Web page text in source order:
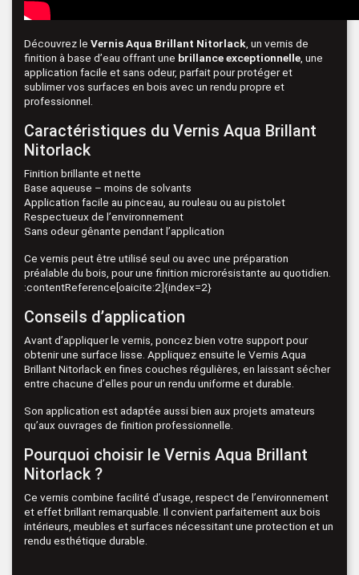
Découvrez le Vernis Aqua Brillant Nitorlack , un vernis de
finition à base d’eau offrant une brillance exceptionnelle , une
application facile et sans odeur, parfait pour protéger et
sublimer vos surfaces en bois avec un rendu propre et
professionnel.
Caractéristiques du Vernis Aqua Brillant
Nitorlack
Finition brillante et nette
Base aqueuse – moins de solvants
Application facile au pinceau, au rouleau ou au pistolet
Respectueux de l’environnement
Sans odeur gênante pendant l’application
Ce vernis peut être utilisé seul ou avec une préparation
préalable du bois, pour une finition microrésistante au quotidien.
:contentReference[oaicite:2]{index=2}
Conseils d’application
Avant d’appliquer le vernis, poncez bien votre support pour
obtenir une surface lisse. Appliquez ensuite le Vernis Aqua
Brillant Nitorlack en fines couches régulières, en laissant sécher
entre chacune d’elles pour un rendu uniforme et durable.
Son application est adaptée aussi bien aux projets amateurs
qu’aux ouvrages de finition professionnelle.
Pourquoi choisir le Vernis Aqua Brillant
Nitorlack ?
Ce vernis combine facilité d’usage, respect de l’environnement
et effet brillant remarquable. Il convient parfaitement aux bois
intérieurs, meubles et surfaces nécessitant une protection et un
rendu esthétique durable.